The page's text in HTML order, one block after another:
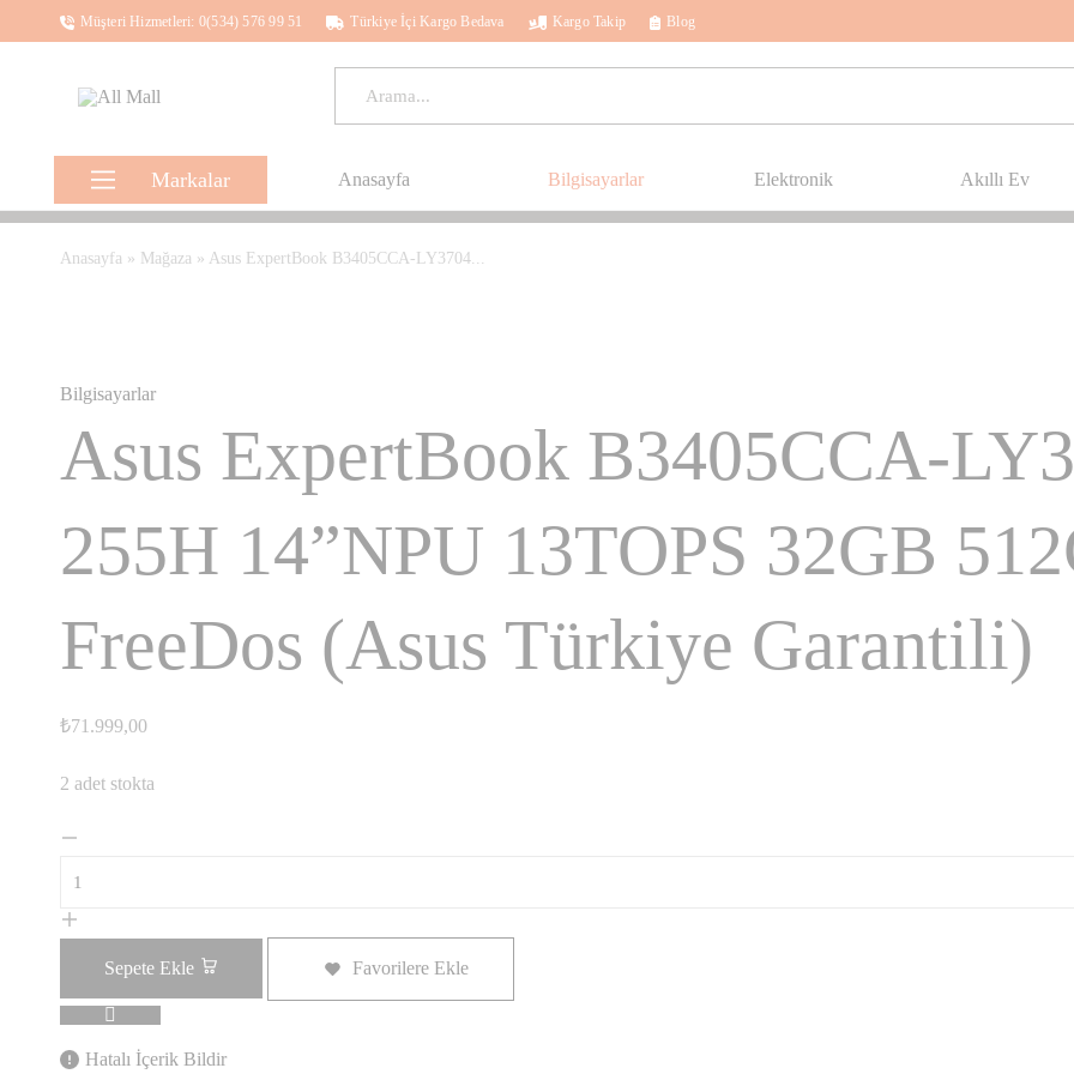
Müşteri Hizmetleri: 0(534) 576 99 51 Türkiye İçi Kargo Bedava Kargo Takip Blog
All
Kalbinle
Al
Markalar
Lenovo
Asus
Anasayfa Bilgisayarlar Elektronik Akıllı Ev
Anasayfa» Mağaza» Asus ExpertBook B3405CCA-LY3704...
Bilgisayarlar
Asus ExpertBook B3405CCA-
255H 14”NPU 13TOPS 32GB
FreeDos (Asus Türkiye Garantili)
₺71.999,00
2 adet stokta
Sepete Ekle Favorilere Ekle
Hatalı İçerik Bildir